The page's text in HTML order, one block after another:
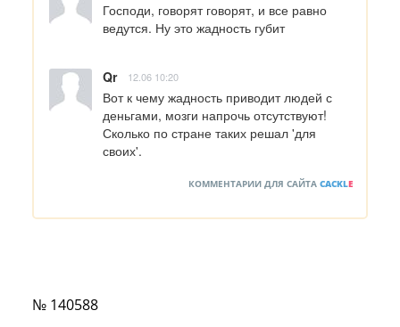
Господи, говорят говорят, и все равно
ведутся. Ну это жадность губит
Qr 12.06 10:20
Вот к чему жадность приводит людей с
деньгами, мозги напрочь отсутствуют!
Сколько по стране таких решал 'для
своих'.
КОММЕНТАРИИ ДЛЯ САЙТА CACKLE
№ 140588